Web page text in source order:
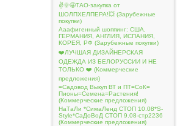
✌️🌞🤩ТАО-закупка от
ШОЛПХЕЛПЕРА!💥 (Зарубежные
покупки)
Ааафигенный шоппинг: США,
ГЕРМАНИЯ, АНГЛИЯ, ИСПАНИЯ,
КОРЕЯ, РФ (Зарубежные покупки)
❤️ЛУЧШАЯ ДИЗАЙНЕРСКАЯ
ОДЕЖДА ИЗ БЕЛОРУССИИ И НЕ
ТОЛЬКО ❤️ (Коммерческие
предложения)
=Садовод Выкуп ВТ и ПТ=СоК=
Пионы=Семена=Растения!
(Коммерческие предложения)
НаТаЛи *СимаЛенд СТОП 10.08*S-
Style*СаДоВоД СТОП 9.08-стр2236
(Коммерческие предложения)